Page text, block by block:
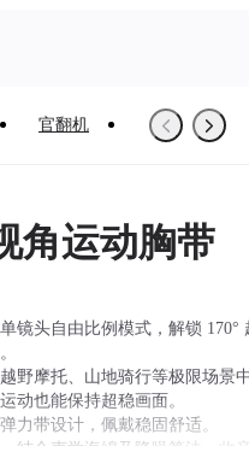
官翻机 以旧换新
角运动胸带
镜头自由比例模式，解锁 170°
野摩托、山地骑行等极限场景
动也能保持超稳画面。
力带设计，佩戴稳固舒适。